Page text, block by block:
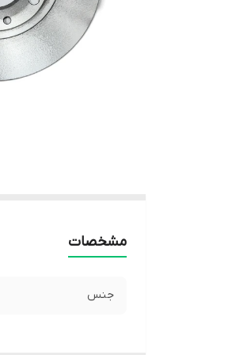
مشخصات
جنس